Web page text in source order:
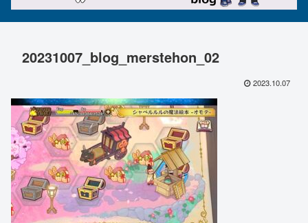
20231007_blog_merstehon_02
2023.10.07